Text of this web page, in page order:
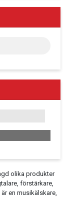
olika produkter
förstärkare,
en musikälskare,